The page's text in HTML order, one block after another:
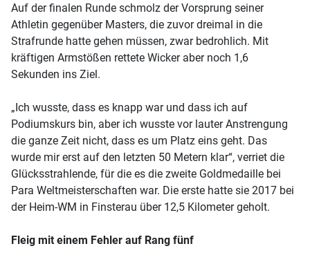
Auf der finalen Runde schmolz der Vorsprung seiner
Athletin gegenüber Masters, die zuvor dreimal in die
Strafrunde hatte gehen müssen, zwar bedrohlich. Mit
kräftigen Armstößen rettete Wicker aber noch 1,6
Sekunden ins Ziel.
„Ich wusste, dass es knapp war und dass ich auf
Podiumskurs bin, aber ich wusste vor lauter Anstrengung
die ganze Zeit nicht, dass es um Platz eins geht. Das
wurde mir erst auf den letzten 50 Metern klar“, verriet die
Glücksstrahlende, für die es die zweite Goldmedaille bei
Para Weltmeisterschaften war. Die erste hatte sie 2017 bei
der Heim-WM in Finsterau über 12,5 Kilometer geholt.
Fleig mit einem Fehler auf Rang fünf